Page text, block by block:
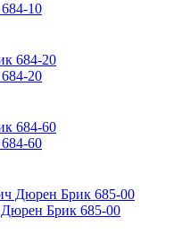
10
20
60
Брик 685-00